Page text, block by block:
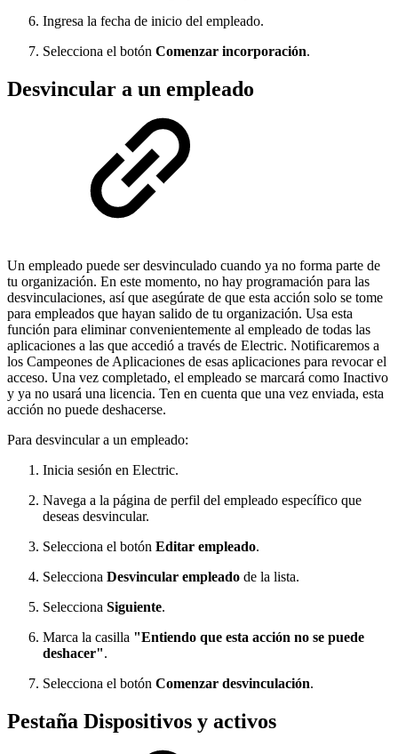
Ingresa la fecha de inicio del empleado.
Selecciona el botón Comenzar incorporación.
Desvincular a un empleado
Un empleado puede ser desvinculado cuando ya no forma parte de
tu organización. En este momento, no hay programación para las
desvinculaciones, así que asegúrate de que esta acción solo se tome
para empleados que hayan salido de tu organización. Usa esta
función para eliminar convenientemente al empleado de todas las
aplicaciones a las que accedió a través de Electric. Notificaremos a
los Campeones de Aplicaciones de esas aplicaciones para revocar el
acceso. Una vez completado, el empleado se marcará como Inactivo
y ya no usará una licencia. Ten en cuenta que una vez enviada, esta
acción no puede deshacerse.
Para desvincular a un empleado:
Inicia sesión en Electric.
Navega a la página de perfil del empleado específico que
deseas desvincular.
Selecciona el botón Editar empleado.
Selecciona Desvincular empleado de la lista.
Selecciona Siguiente.
Marca la casilla "Entiendo que esta acción no se puede
deshacer".
Selecciona el botón Comenzar desvinculación.
Pestaña Dispositivos y activos